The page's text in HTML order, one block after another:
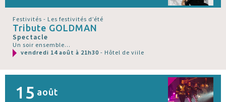
Festivités - Les festivités d’été
Tribute GOLDMAN
Spectacle
Un soir ensemble...
vendredi 14 août à 21h30 - Hôtel de viile
15 août